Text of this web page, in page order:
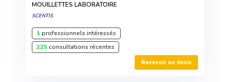
MOUILLETTES LABORATOIRE
SCENTIS
1professionnels intéressés
225consultations récentes
Recevoir un devis